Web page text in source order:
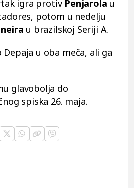
igra protiv Penjarola u
potom u nedelju
u brazilskoj Seriji A.
Depaja u oba meča, ali ga
glavobolja do
spiska 26. maja.